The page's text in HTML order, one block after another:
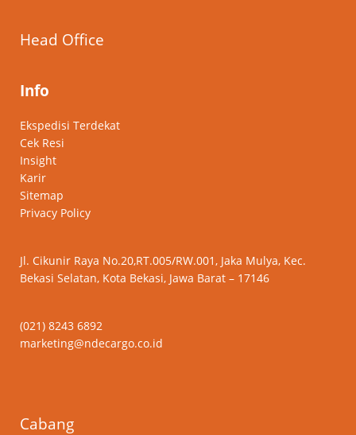
Head Office
Info
Ekspedisi Terdekat
Cek Resi
Insight
Karir
Sitemap
Privacy Policy
Jl. Cikunir Raya No.20,RT.005/RW.001, Jaka Mulya, Kec.
Bekasi Selatan, Kota Bekasi, Jawa Barat – 17146
(021) 8243 6892
marketing@ndecargo.co.id
Cabang